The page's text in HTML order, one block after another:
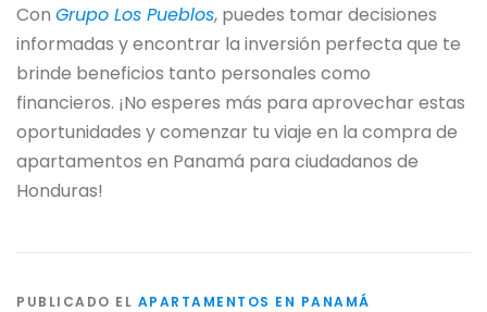
Con Grupo Los Pueblos, puedes tomar decisiones
informadas y encontrar la inversión perfecta que te
brinde beneficios tanto personales como
financieros. ¡No esperes más para aprovechar estas
oportunidades y comenzar tu viaje en la compra de
apartamentos en Panamá para ciudadanos de
Honduras!
PUBLICADO EL APARTAMENTOS EN PANAMÁ